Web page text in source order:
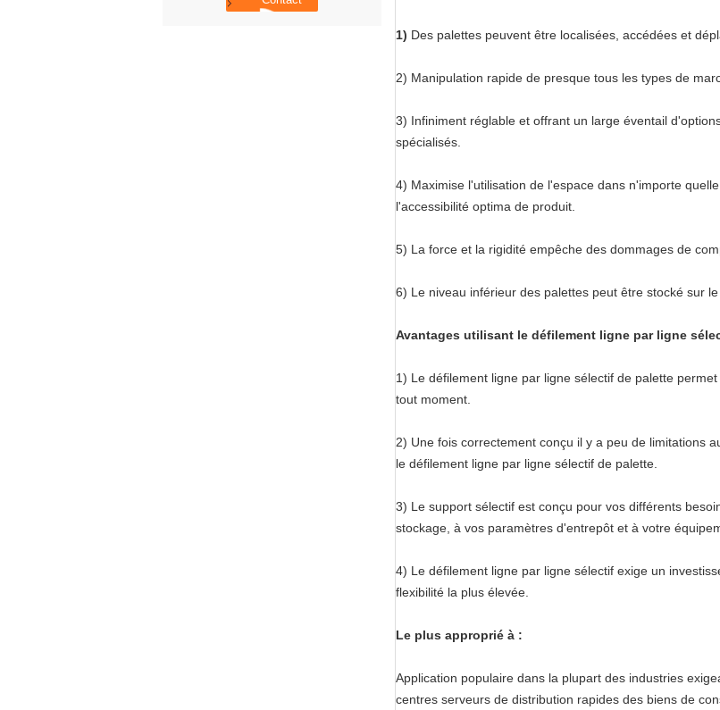
1) Des palettes peuvent être localisées, accédées et
2) Manipulation rapide de presque tous les types de
3) Infiniment réglable et offrant un large éventail
spécialisés.
4) Maximise l'utilisation de l'espace dans n'importe
l'accessibilité optima de produit.
5) La force et la rigidité empêche des dommages de
6) Le niveau inférieur des palettes peut être stocké sur
Avantages utilisant le défilement ligne par ligne
1) Le défilement ligne par ligne sélectif de palette
tout moment.
2) Une fois correctement conçu il y a peu de limitations
le défilement ligne par ligne sélectif de palette.
3) Le support sélectif est conçu pour vos différents
stockage, à vos paramètres d'entrepôt et à votre
4) Le défilement ligne par ligne sélectif exige un
flexibilité la plus élevée.
Le plus approprié à :
Application populaire dans la plupart des industries
centres serveurs de distribution rapides des biens de